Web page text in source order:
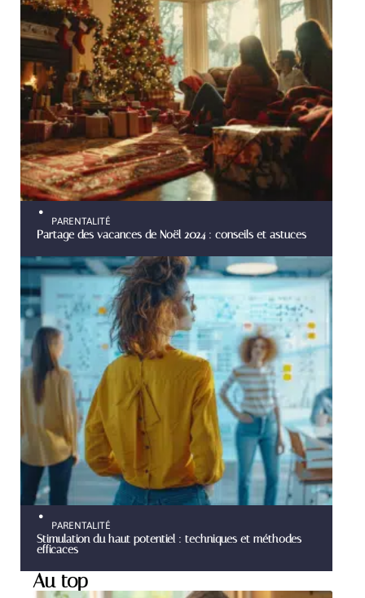
PARENTALITÉ
Partage des vacances de Noël 2024 : conseils et astuces
PARENTALITÉ
Stimulation du haut potentiel : techniques et méthodes
efficaces
Au top